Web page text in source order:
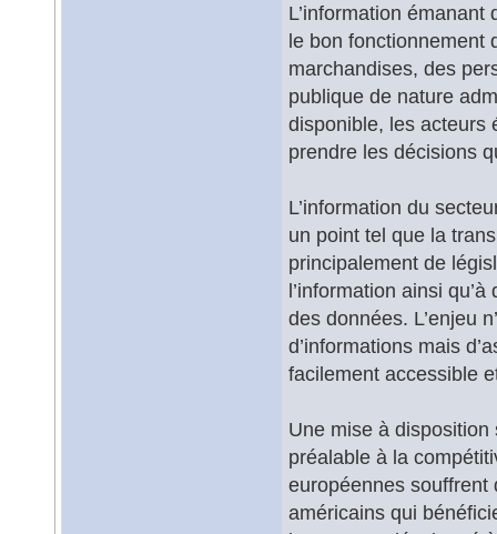
L’information
le bon fonctionnement
marchandises, des
publique de nature
disponible, les acteurs
prendre les décisions
L’information du
un point tel que la
principalement de
l’information ainsi
des données. L’enjeu
d’informations mais
facilement accessible
Une mise à disposition
préalable à la
européennes souffrent
américains qui